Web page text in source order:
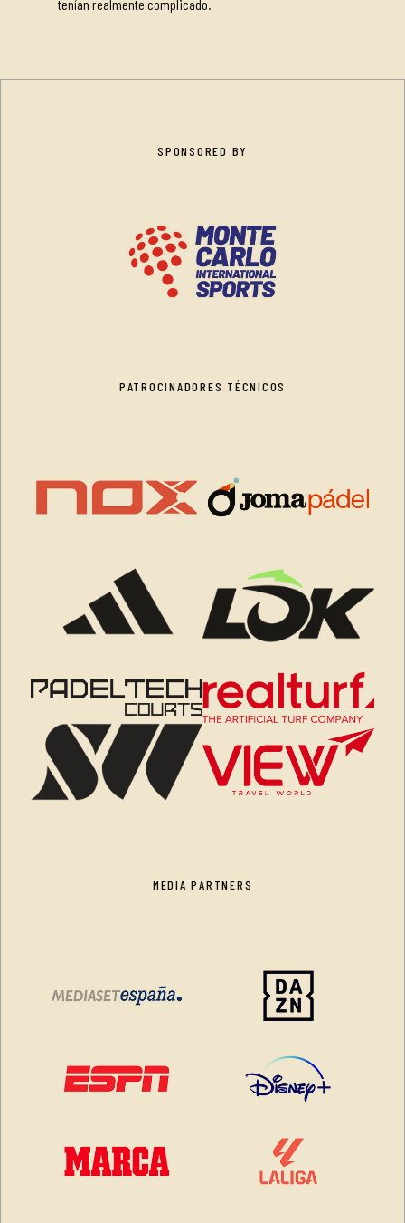
tenían realmente complicado.
SPONSORED BY
PATROCINADORES TÉCNICOS
MEDIA PARTNERS